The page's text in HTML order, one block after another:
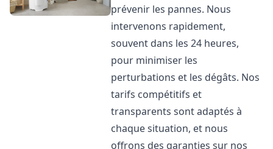
prévenir les pannes. Nous
intervenons rapidement,
souvent dans les 24 heures,
pour minimiser les
perturbations et les dégâts. Nos
tarifs compétitifs et
transparents sont adaptés à
chaque situation, et nous
offrons des garanties sur nos